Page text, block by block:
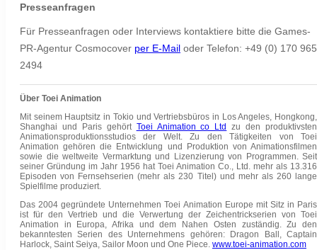
Presseanfragen
Für Presseanfragen oder Interviews kontaktiere bitte die Games-
PR-Agentur Cosmocover per E-Mail oder Telefon: +49 (0) 170 965
2494
Über Toei Animation
Mit seinem Hauptsitz in Tokio und Vertriebsbüros in Los Angeles, Hongkong,
Shanghai und Paris gehört Toei Animation co Ltd zu den produktivsten
Animationsproduktionsstudios der Welt. Zu den Tätigkeiten von Toei
Animation gehören die Entwicklung und Produktion von Animationsfilmen
sowie die weltweite Vermarktung und Lizenzierung von Programmen. Seit
seiner Gründung im Jahr 1956 hat Toei Animation Co., Ltd. mehr als 13.316
Episoden von Fernsehserien (mehr als 230 Titel) und mehr als 260 lange
Spielfilme produziert.
Das 2004 gegründete Unternehmen Toei Animation Europe mit Sitz in Paris
ist für den Vertrieb und die Verwertung der Zeichentrickserien von Toei
Animation in Europa, Afrika und dem Nahen Osten zuständig. Zu den
bekanntesten Serien des Unternehmens gehören: Dragon Ball, Captain
Harlock, Saint Seiya, Sailor Moon und One Piece. www.toei-animation.com